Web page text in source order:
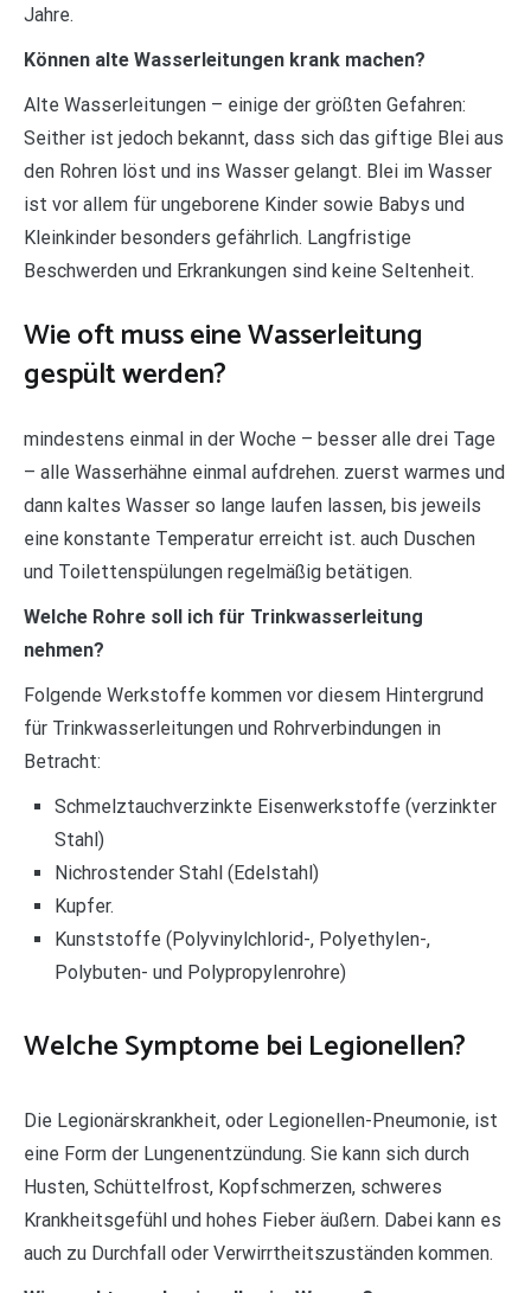
Jahre.
Können alte Wasserleitungen krank machen?
Alte Wasserleitungen – einige der größten Gefahren:
Seither ist jedoch bekannt, dass sich das giftige Blei aus
den Rohren löst und ins Wasser gelangt. Blei im Wasser
ist vor allem für ungeborene Kinder sowie Babys und
Kleinkinder besonders gefährlich. Langfristige
Beschwerden und Erkrankungen sind keine Seltenheit.
Wie oft muss eine Wasserleitung
gespült werden?
mindestens einmal in der Woche – besser alle drei Tage
– alle Wasserhähne einmal aufdrehen. zuerst warmes und
dann kaltes Wasser so lange laufen lassen, bis jeweils
eine konstante Temperatur erreicht ist. auch Duschen
und Toilettenspülungen regelmäßig betätigen.
Welche Rohre soll ich für Trinkwasserleitung
nehmen?
Folgende Werkstoffe kommen vor diesem Hintergrund
für Trinkwasserleitungen und Rohrverbindungen in
Betracht:
Schmelztauchverzinkte Eisenwerkstoffe (verzinkter
Stahl)
Nichrostender Stahl (Edelstahl)
Kupfer.
Kunststoffe (Polyvinylchlorid-, Polyethylen-,
Polybuten- und Polypropylenrohre)
Welche Symptome bei Legionellen?
Die Legionärskrankheit, oder Legionellen-Pneumonie, ist
eine Form der Lungenentzündung. Sie kann sich durch
Husten, Schüttelfrost, Kopfschmerzen, schweres
Krankheitsgefühl und hohes Fieber äußern. Dabei kann es
auch zu Durchfall oder Verwirrtheitszuständen kommen.